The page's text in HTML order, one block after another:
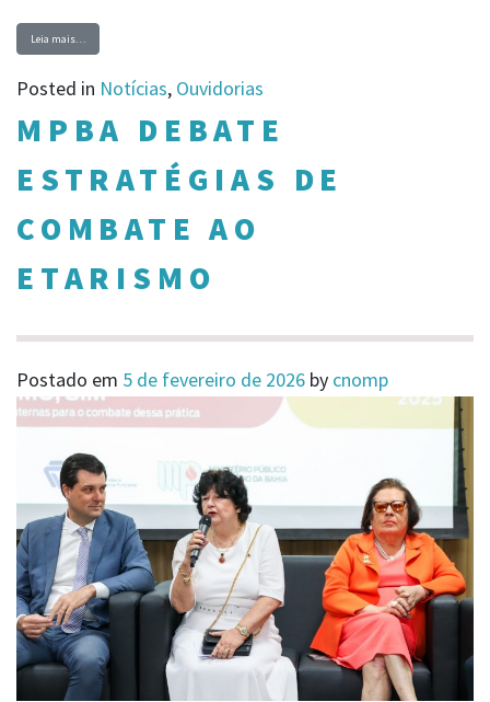
Leia mais…
Posted in Notícias, Ouvidorias
MPBA DEBATE
ESTRATÉGIAS DE
COMBATE AO
ETARISMO
Postado em 5 de fevereiro de 2026 by cnomp